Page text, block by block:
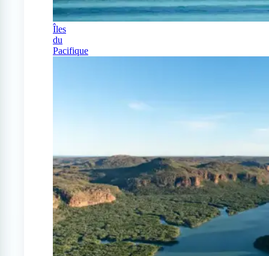
Îles
du
Pacifique